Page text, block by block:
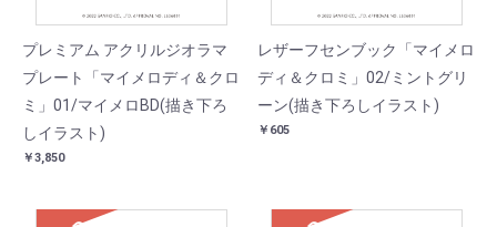
プレミアム アクリルジオラマ
プレート「マイメロディ＆クロ
ミ」01/マイメロBD(描き下ろ
しイラスト)
￥3,850
レザーフセンブック「マイメロ
ディ＆クロミ」02/ミントグリ
ーン(描き下ろしイラスト)
￥605